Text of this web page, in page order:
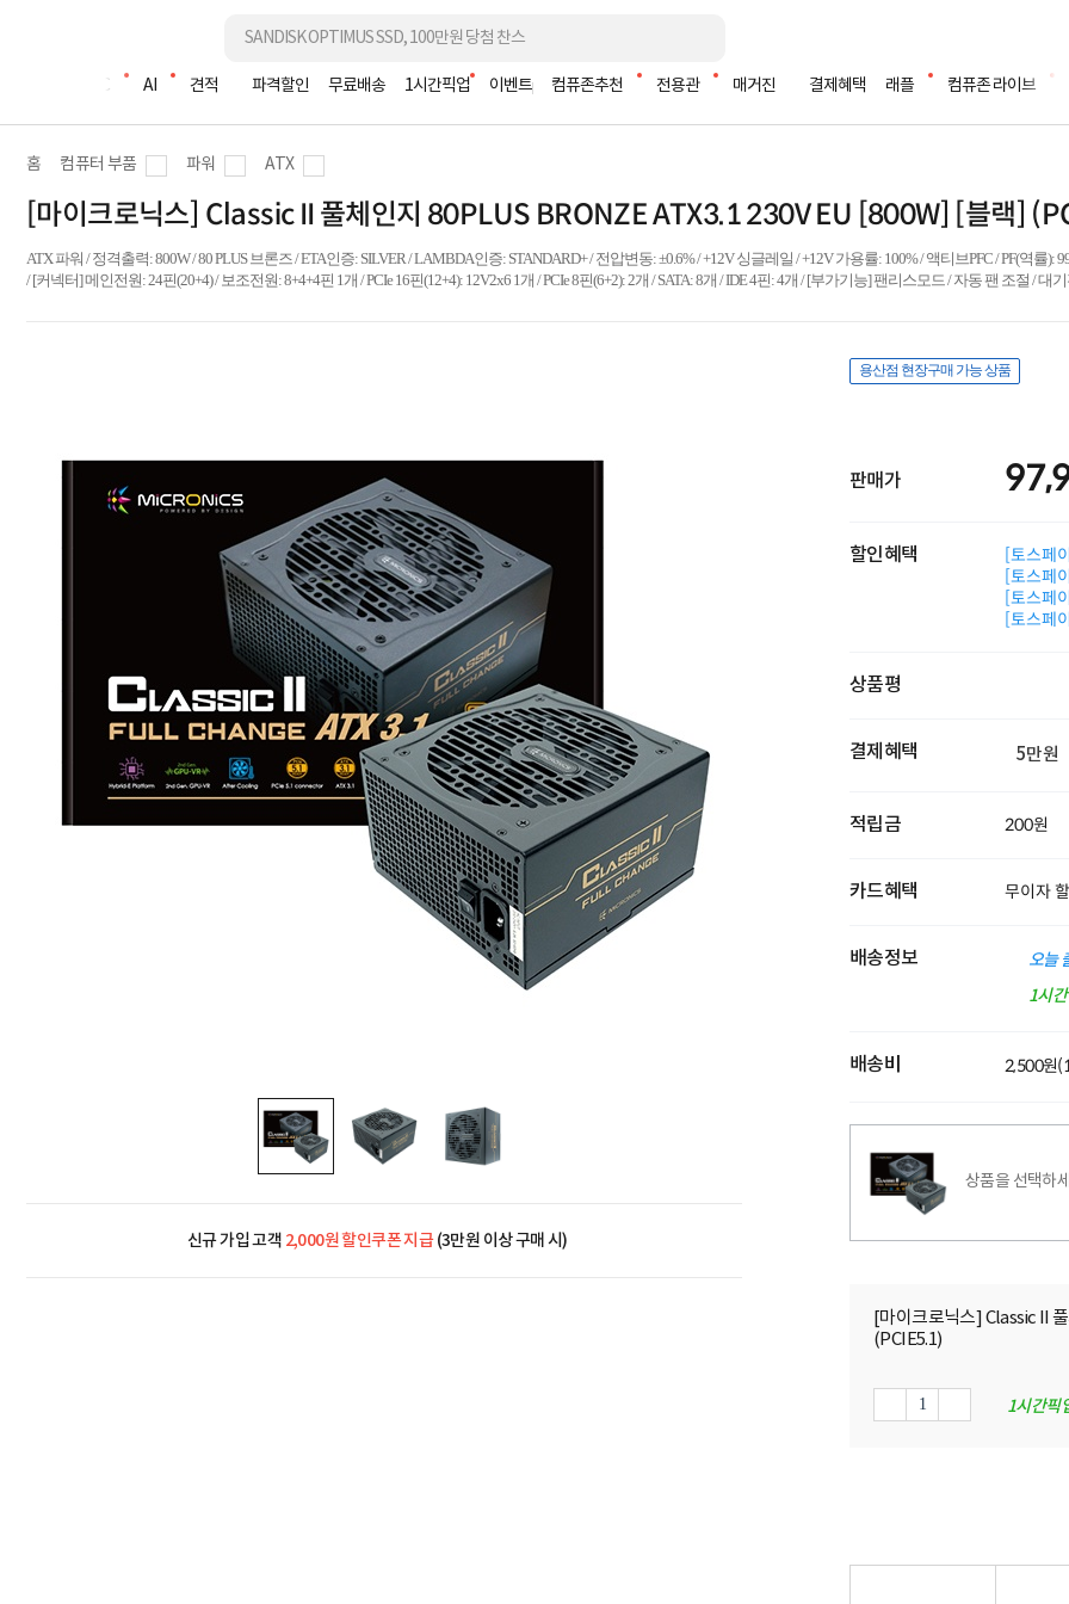
조립PC AI 견적 파격할인 무료배송 1시간픽업 이벤트 컴퓨존추천 전용관 매거진 결제혜택 래플 컴퓨존 라이브
홈 컴퓨터 부품 파워 ATX
[마이크로닉스] Classic II 풀체인지 80PLUS BRONZE ATX3.1 230V EU [800W] [블랙]
ATX 파워 / 정격출력: 800W / 80 PLUS 브론즈 / ETA인증: SILVER / LAMBDA인증: STANDARD+ / 전압변동: ±0.6% / +12V 싱글레일 / +12V 가용률: 100% / 액티브PFC / PF(역률):
/ [커넥터] 메인전원: 24핀(20+4) / 보조전원: 8+4+4핀 1개 / PCIe 16핀(12+4): 12V2x6 1개 / PCIe 8핀(6+2): 2개 / SATA: 8개 / IDE 4핀: 4개 / [부가기능] 팬리스모드 / 자동 팬 조절 / 대
신규 가입 고객 2,000원 할인쿠폰 지급(3만원 이상 구매 시)
용산점 현장구매 가능 상품
판매가
할인혜택
[토스페
[토스페
[토스페
[토스페
상품평
결제혜택 5만원
적립금 200원
카드혜택 무이자
배송정보
오늘
1시
배송비 2,500원
상품을 선택하
[마이크로닉스] Classic II
(PCIE5.1)
1시간픽